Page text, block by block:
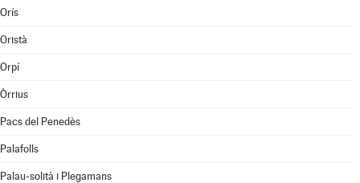
Orís
Oristà
Orpí
Òrrius
Pacs del Penedès
Palafolls
Palau-solità i Plegamans